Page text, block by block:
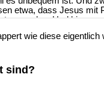
wie diese
sind?